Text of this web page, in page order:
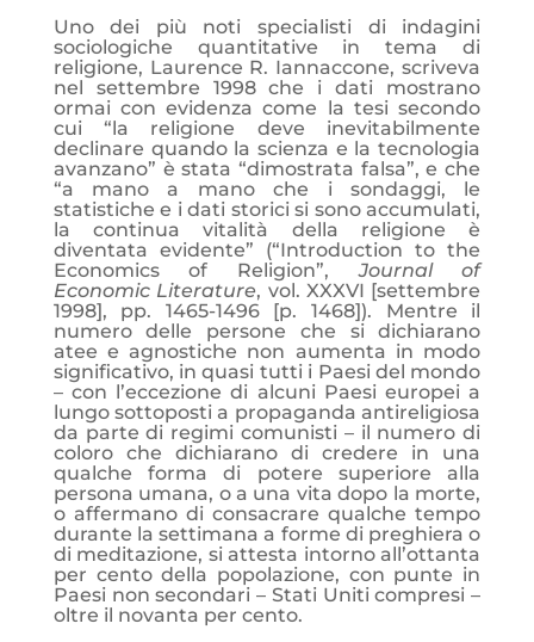
Uno dei più noti specialisti di indagini
sociologiche quantitative in tema di
religione, Laurence R. Iannaccone, scriveva
nel settembre 1998 che i dati mostrano
ormai con evidenza come la tesi secondo
cui “la religione deve inevitabilmente
declinare quando la scienza e la tecnologia
avanzano” è stata “dimostrata falsa”, e che
“a mano a mano che i sondaggi, le
statistiche e i dati storici si sono accumulati,
la continua vitalità della religione è
diventata evidente” (“Introduction to the
Economics of Religion”,Journal of
Economic Literature, vol. XXXVI [settembre
1998], pp. 1465-1496 [p. 1468]). Mentre il
numero delle persone che si dichiarano
atee e agnostiche non aumenta in modo
significativo, in quasi tutti i Paesi del mondo
– con l’eccezione di alcuni Paesi europei a
lungo sottoposti a propaganda antireligiosa
da parte di regimi comunisti – il numero di
coloro che dichiarano di credere in una
qualche forma di potere superiore alla
persona umana, o a una vita dopo la morte,
o affermano di consacrare qualche tempo
durante la settimana a forme di preghiera o
di meditazione, si attesta intorno all’ottanta
per cento della popolazione, con punte in
Paesi non secondari – Stati Uniti compresi –
oltre il novanta per cento.